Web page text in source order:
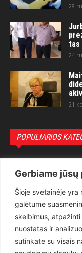
Gerbiame jūsų
Šioje svetainėje yra
galėtume
skelbimus,
nuostatas ir
sutinkate su visais
28
tas
24
21
POPULIARIOS
Teisėsauga
Aktualu
Lietuva
Pasaulis